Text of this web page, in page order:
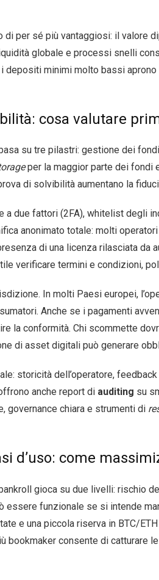
per sé più vantaggiosi: il valore
globale e processi snelli
depositi minimi molto bassi
cosa valutare
su tre pilastri: gestione dei
per la maggior parte dei fondi
di solvibilità aumentano la
a due fattori (2FA), whitelist
anonimato totale: molti
di una licenza rilasciata
verificare termini e condizioni,
In molti Paesi europei,
Anche se i pagamenti
la conformità. Chi scommette
di asset digitali può generare
storicità dell’operatore,
anche report di auditing su
governance chiara e strumenti di
d’uso: come
gioca su due livelli: rischio
funzionale se si intende
e una piccola riserva in BTC/
bookmaker consente di catturare